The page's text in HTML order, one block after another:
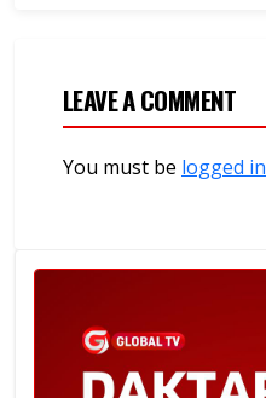
LEAVE A COMMENT
You must be logged in